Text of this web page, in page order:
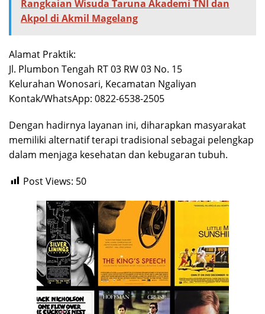
Rangkaian Wisuda Taruna Akademi TNI dan
Akpol di Akmil Magelang
Alamat Praktik:
Jl. Plumbon Tengah RT 03 RW 03 No. 15
Kelurahan Wonosari, Kecamatan Ngaliyan
Kontak/WhatsApp: 0822-6538-2505
Dengan hadirnya layanan ini, diharapkan masyarakat
memiliki alternatif terapi tradisional sebagai pelengkap
dalam menjaga kesehatan dan kebugaran tubuh.
Post Views: 50